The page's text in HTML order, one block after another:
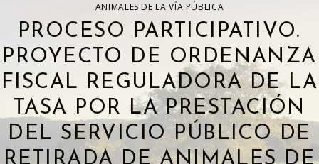
ANIMALES DE LA VÍA PÚBLICA
PROCESO PARTICIPATIVO.
PROYECTO DE ORDENANZA
FISCAL REGULADORA DE LA
TASA POR LA PRESTACIÓN
DEL SERVICIO PÚBLICO DE
RETIRADA DE ANIMALES DE